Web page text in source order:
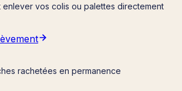
enlever vos colis ou palettes directement
rachetées en permanence